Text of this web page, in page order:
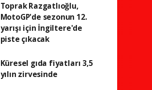
Toprak Razgatlıoğlu,
MotoGP'de sezonun 12.
yarışı için İngiltere'de
piste çıkacak
Küresel gıda fiyatları 3,5
yılın zirvesinde